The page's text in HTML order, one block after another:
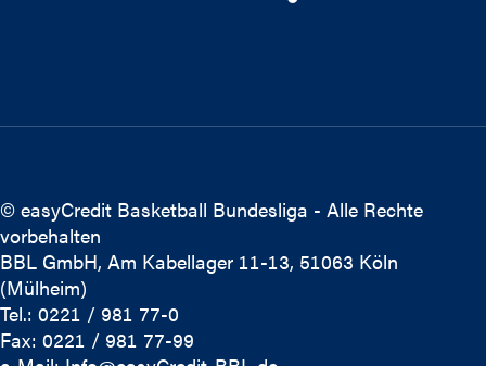
© easyCredit Basketball Bundesliga - Alle Rechte
vorbehalten
BBL GmbH, Am Kabellager 11-13, 51063 Köln
(Mülheim)
Tel.: 0221 / 981 77-0
Fax: 0221 / 981 77-99